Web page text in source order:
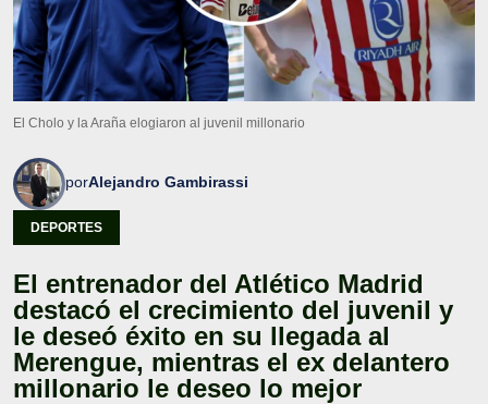
El Cholo y la Araña elogiaron al juvenil millonario
porAlejandro Gambirassi
DEPORTES
El entrenador del Atlético Madrid
destacó el crecimiento del juvenil y
le deseó éxito en su llegada al
Merengue, mientras el ex delantero
millonario le deseo lo mejor